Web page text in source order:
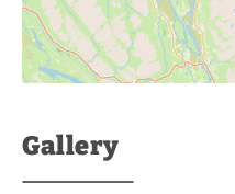
Gallery